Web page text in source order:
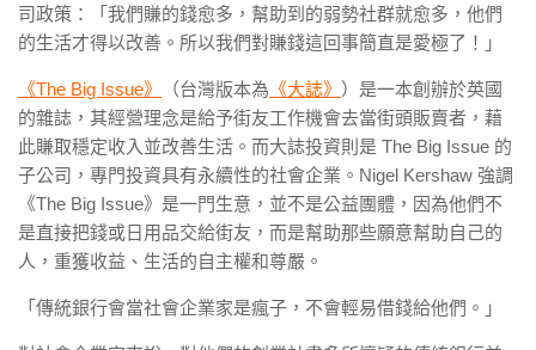
司政策：「我們賺的錢愈多，幫助到的弱勢社群就愈多，他們
的生活才得以改善。所以我們對賺錢這回事簡直是愛極了！」
《The Big Issue》 （台灣版本為 《大誌》 ）是一本創辦於英國
的雜誌，其經營理念是給予街友工作機會去當街頭販賣者，藉
此賺取穩定收入並改善生活。而大誌投資則是 The Big Issue 的
子公司，專門投資具有永續性的社會企業。Nigel Kershaw 強調
《The Big Issue》是一門生意，並不是公益團體，因為他們不
是直接把錢或日用品交給街友，而是幫助那些願意幫助自己的
人，重獲收益、生活的自主權和尊嚴。
「傳統銀行會當社會企業家是瘋子，不會輕易借錢給他們。」